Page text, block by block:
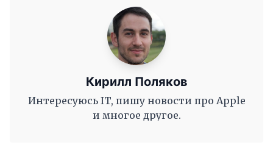
Кирилл Поляков
Интересуюсь IT, пишу новости про Apple
и многое другое.